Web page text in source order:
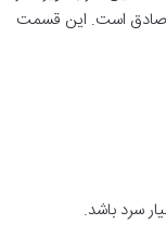
صادق است. این قسمت
سرد باشد.